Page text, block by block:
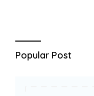
Popular Post